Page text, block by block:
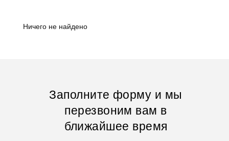
Ничего не найдено
Заполните форму и мы
перезвоним вам в
ближайшее время